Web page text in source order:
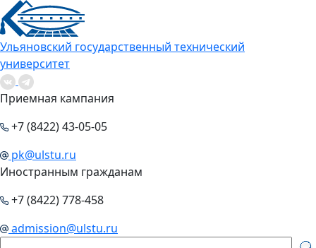
Ульяновский государственный технический
университет
Приемная кампания
+7 (8422) 43-05-05
pk@ulstu.ru
Иностранным гражданам
+7 (8422) 778-458
admission@ulstu.ru